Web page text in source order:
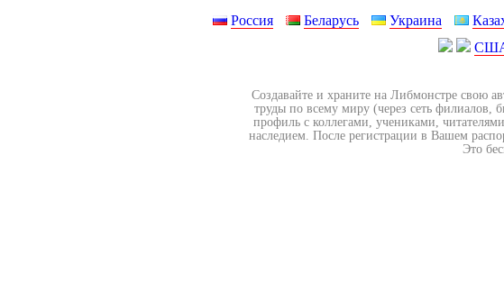
Россия Беларусь Украина
Создавайте и храните на Либмонстре свою
труды по всему миру (через сеть филиалов,
профиль с коллегами, учениками,
наследием. После регистрации в Вашем
Это